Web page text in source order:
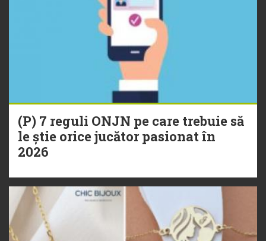
(P) 7 reguli ONJN pe care trebuie să
le știe orice jucător pasionat în
2026